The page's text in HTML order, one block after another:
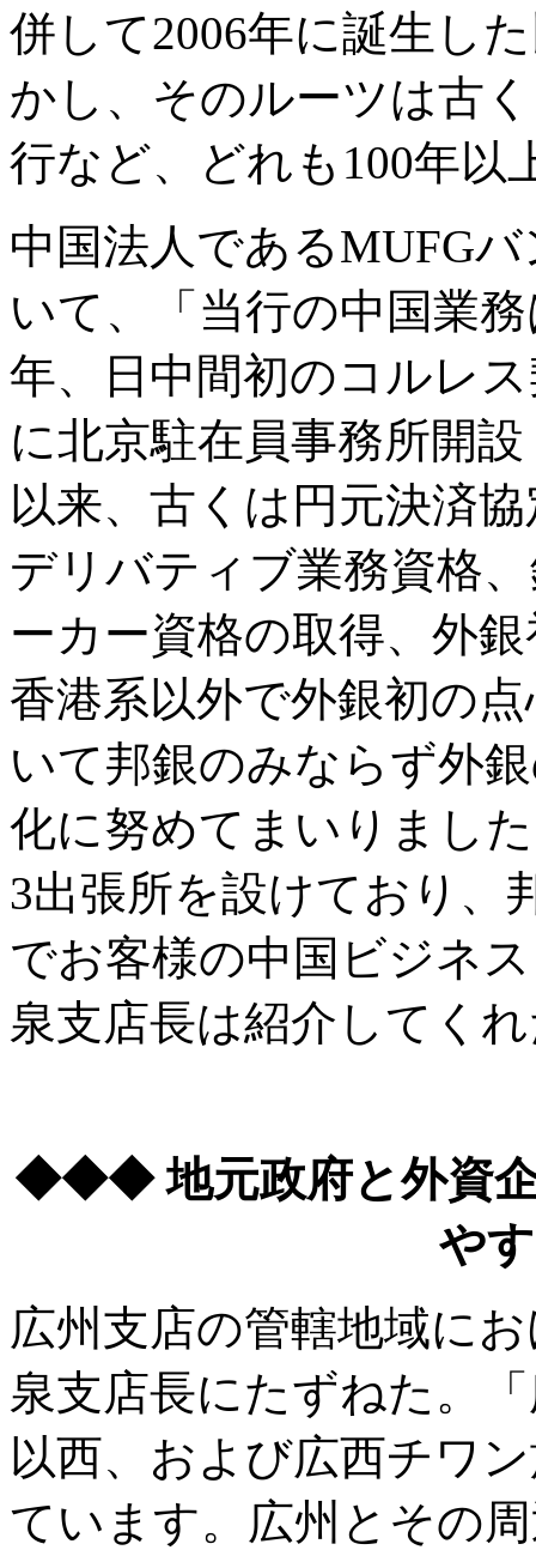
併して2006年に誕生し
かし、そのルーツは古
行など、どれも100年以
中国法人であるMUFG
いて、「当行の中国業
年、日中間初のコルレ
に北京駐在員事務所開
以来、古くは円元決済
デリバティブ業務資格
ーカー資格の取得、外
香港系以外で外銀初の
いて邦銀のみならず外
化に努めてまいりまし
3出張所を設けており、
でお客様の中国ビジネ
泉支店長は紹介してく
◆◆◆ 地元政府と外資企
や
広州支店の管轄地域に
泉支店長にたずねた。
以西、および広西チワ
ています。広州とその